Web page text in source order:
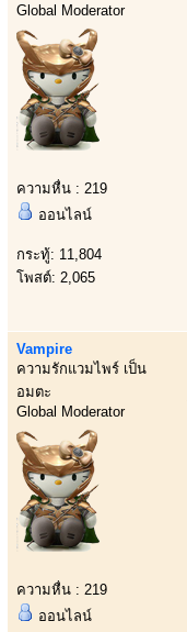
Global Moderator
ความหื่น : 219
ออนไลน์
กระทู้: 11,804
โพสต์: 2,065
Vampire
ความรักแวมไพร์ เป็น
อมตะ
Global Moderator
ความหื่น : 219
ออนไลน์